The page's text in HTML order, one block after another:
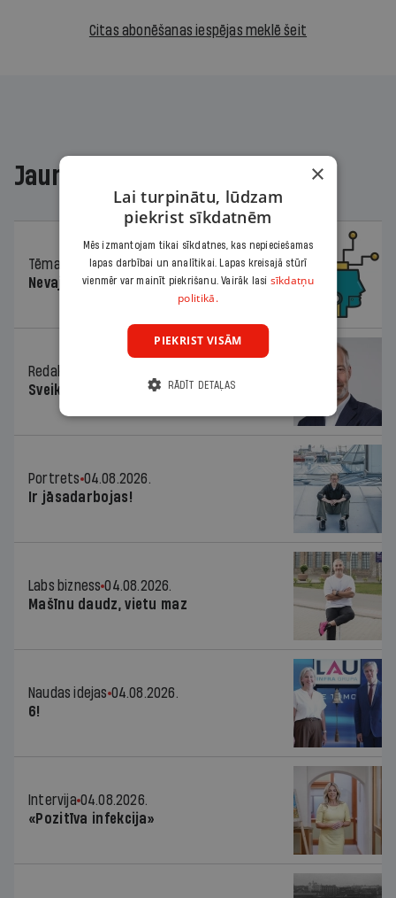
Citas abonēšanas iespējas meklē šeit
Jaunākajā žurnālā
Tēma
04.08.2026.
Nevajag baidīties!
Redaktora sleja
Sveika un sveiks!
Portrets 04.08.2026.
Ir jāsadarbojas!
Labs bizness 04.08.2026.
Mašīnu daudz, vietu maz
Naudas idejas 04.08.2026.
6!
Intervija 04.08.2026.
«Pozitīva infekcija»
×
Lai turpinātu, lūdzam
piekrist sīkdatnēm
Mēs izmantojam tikai sīkdatnes, kas nepieciešamas
lapas darbībai un analītikai. Lapas kreisajā stūrī
vienmēr var mainīt piekrišanu. Vairāk lasi sīkdatņu
politikā.
PIEKRIST VISĀM
RĀDĪT DETAĻAS